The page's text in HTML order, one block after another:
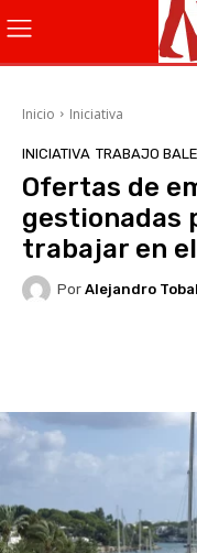
Inicio Iniciativa
INICIATIVA TRABAJO
Ofertas de
gestionadas
trabajar en
Por Alejandro